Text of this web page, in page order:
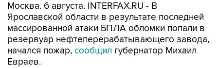
Москва. 6 августа. INTERFAX.RU - В
Ярославской области в результате последней
массированной атаки БПЛА обломки попали в
резервуар нефтеперерабатывающего завода,
начался пожар, сообщил губернатор Михаил
Евраев.